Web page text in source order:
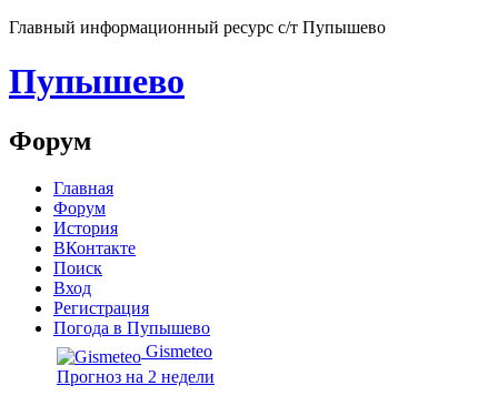
Главный информационный ресурс с/т Пупышево
Пупышево
Форум
Главная
Форум
История
ВКонтакте
Поиск
Вход
Регистрация
Погода в Пупышево
Gismeteo
Прогноз на 2 недели